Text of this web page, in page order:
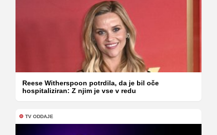
Reese Witherspoon potrdila, da je bil oče
hospitaliziran: Z njim je vse v redu
TV ODDAJE